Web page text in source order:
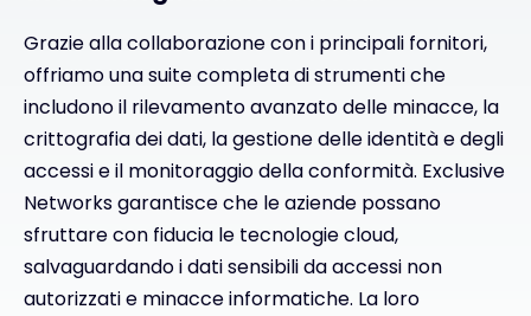
Grazie alla collaborazione con i principali fornitori,
offriamo una suite completa di strumenti che
includono il rilevamento avanzato delle minacce, la
crittografia dei dati, la gestione delle identità e degli
accessi e il monitoraggio della conformità. Exclusive
Networks garantisce che le aziende possano
sfruttare con fiducia le tecnologie cloud,
salvaguardando i dati sensibili da accessi non
autorizzati e minacce informatiche. La loro